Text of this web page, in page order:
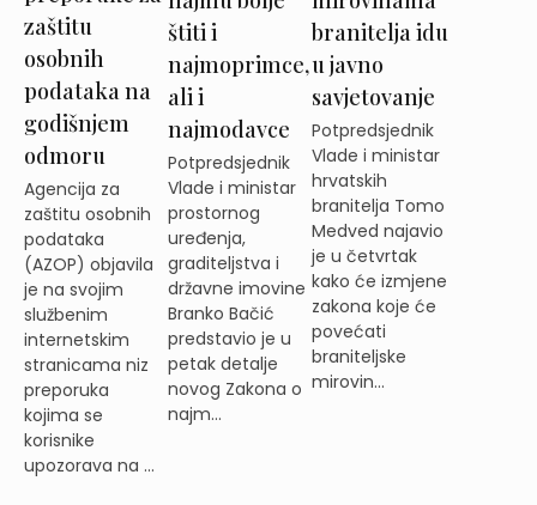
zaštitu
osobnih
podataka na
godišnjem
odmoru
Agencija za
zaštitu osobnih
podataka
(AZOP) objavila
je na svojim
službenim
internetskim
stranicama niz
preporuka
kojima se
korisnike
upozorava na ...
štiti i
najmoprimce,
ali i
najmodavce
Potpredsjednik
Vlade i ministar
prostornog
uređenja,
graditeljstva i
državne imovine
Branko Bačić
predstavio je u
petak detalje
novog Zakona o
najm...
branitelja idu
u javno
savjetovanje
Potpredsjednik
Vlade i ministar
hrvatskih
branitelja Tomo
Medved najavio
je u četvrtak
kako će izmjene
zakona koje će
povećati
braniteljske
mirovin...